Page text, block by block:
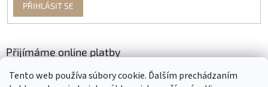
Tento web používa súbory cookie. Ďalším prechádzaním
PŘIHLÁSIT SE
Přijímáme online platby